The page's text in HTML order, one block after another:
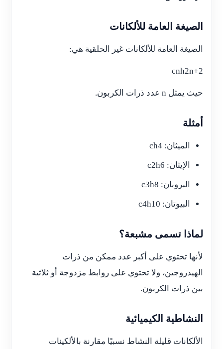
الصيغة العامة للألكانات
الصيغة العامة للألكانات غير الحلقية هي:
cnh2n+2
حيث يمثل n عدد ذرات الكربون.
أمثلة
الميثان: ch4
الإيثان: c2h6
البروبان: c3h8
البيوتان: c4h10
لماذا تسمى مشبعة؟
لأنها تحتوي على أكبر عدد ممكن من ذرات
الهيدروجين، ولا تحتوي على روابط مزدوجة أو ثلاثية
بين ذرات الكربون.
النشاطية الكيميائية
الألكانات قليلة النشاط نسبيًا مقارنة بالألكينات